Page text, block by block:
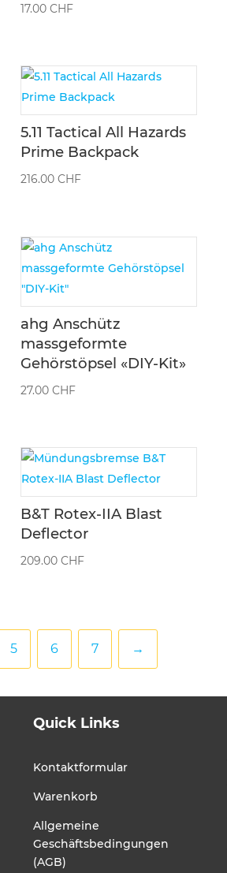
17.00 CHF
5.11 Tactical All Hazards
Prime Backpack
216.00 CHF
ahg Anschütz
massgeformte
Gehörstöpsel «DIY-Kit»
27.00 CHF
B&T Rotex-IIA Blast
Deflector
209.00 CHF
5 6 7 →
Quick Links
Kontaktformular
Warenkorb
Allgemeine
Geschäftsbedingungen
(AGB)